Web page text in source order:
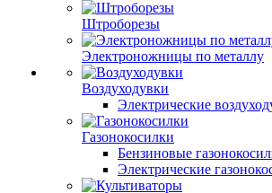
Штроборезы
Электроножницы по металлу
Воздуходувки
Электрические
Газонокосилки
Бензиновые
Электрические